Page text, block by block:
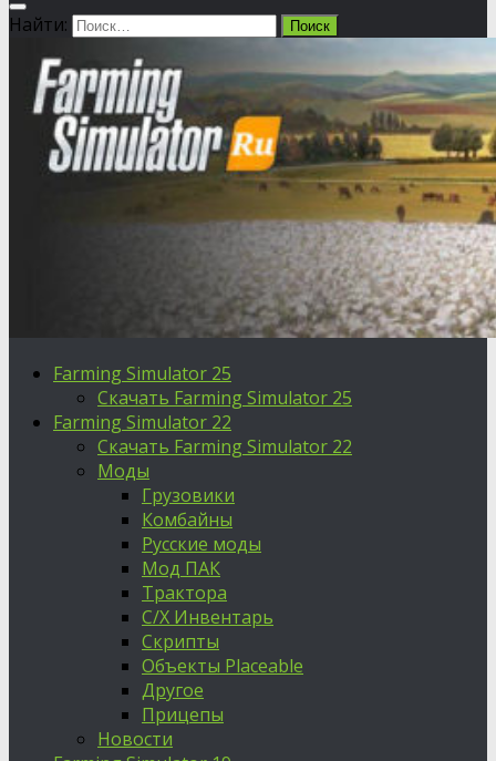
Найти:
Farming Simulator 25
Скачать Farming Simulator 25
Farming Simulator 22
Скачать Farming Simulator 22
Моды
Грузовики
Комбайны
Русские моды
Мод ПАК
Трактора
С/Х Инвентарь
Скрипты
Объекты Placeable
Другое
Прицепы
Новости